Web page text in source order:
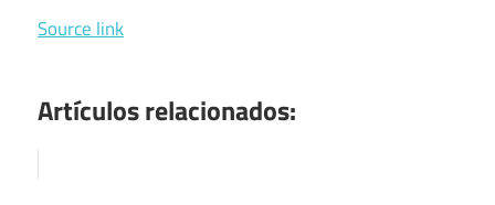
Source link
Artículos relacionados: